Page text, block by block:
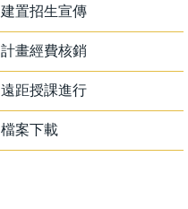
建置招生宣傳
計畫經費核銷
遠距授課進行
檔案下載